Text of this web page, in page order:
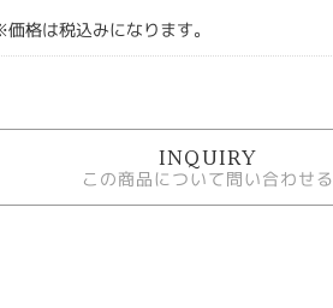
格は税込みになります。
INQUIRY
この商品について問い合わせる